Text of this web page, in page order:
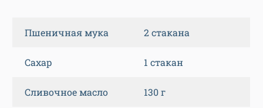
Пшеничная мука 2 стакана
Сахар 1 стакан
Сливочное масло 130 г